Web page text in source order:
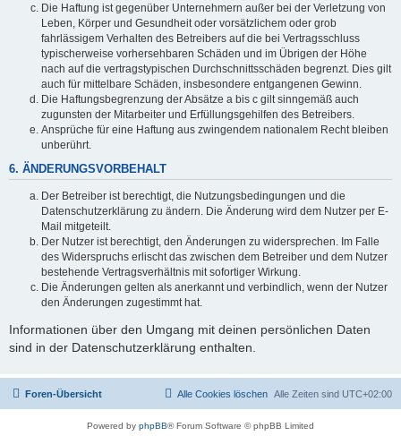
Die Haftung ist gegenüber Unternehmern außer bei der Verletzung von
Leben, Körper und Gesundheit oder vorsätzlichem oder grob
fahrlässigem Verhalten des Betreibers auf die bei Vertragsschluss
typischerweise vorhersehbaren Schäden und im Übrigen der Höhe
nach auf die vertragstypischen Durchschnittsschäden begrenzt. Dies gilt
auch für mittelbare Schäden, insbesondere entgangenen Gewinn.
Die Haftungsbegrenzung der Absätze a bis c gilt sinngemäß auch
zugunsten der Mitarbeiter und Erfüllungsgehilfen des Betreibers.
Ansprüche für eine Haftung aus zwingendem nationalem Recht bleiben
unberührt.
6. ÄNDERUNGSVORBEHALT
Der Betreiber ist berechtigt, die Nutzungsbedingungen und die
Datenschutzerklärung zu ändern. Die Änderung wird dem Nutzer per E-
Mail mitgeteilt.
Der Nutzer ist berechtigt, den Änderungen zu widersprechen. Im Falle
des Widerspruchs erlischt das zwischen dem Betreiber und dem Nutzer
bestehende Vertragsverhältnis mit sofortiger Wirkung.
Die Änderungen gelten als anerkannt und verbindlich, wenn der Nutzer
den Änderungen zugestimmt hat.
Informationen über den Umgang mit deinen persönlichen Daten
sind in der Datenschutzerklärung enthalten.
Foren-Übersicht Alle Zeiten sind UTC+02:00
Alle Cookies löschen
Powered by phpBB® Forum Software © phpBB Limited